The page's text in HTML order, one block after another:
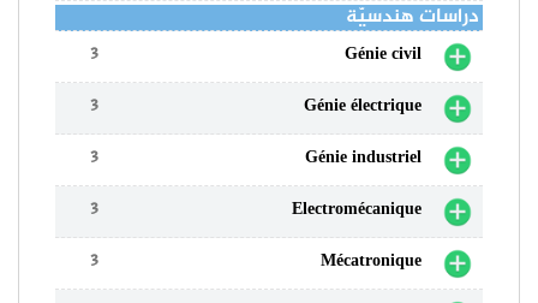
دراسات هندسيّة
Génie civil
3
Génie électrique
3
Génie industriel
3
Electromécanique
3
Mécatronique
3